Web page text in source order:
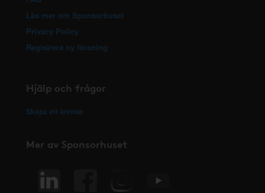
Läs mer om Sponsorhuset
Privacy Policy
Registrera ny förening
Hjälp och frågor
Skapa ett ärende
Mer av Sponsorhuset